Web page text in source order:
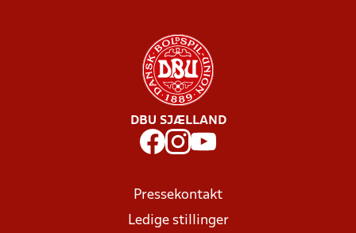
DBU SJÆLLAND
Pressekontakt
Ledige stillinger